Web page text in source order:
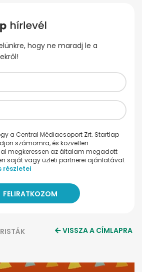
hogy ne maradj le a
a Central Médiacsoport Zrt. Startlap
számomra, és közvetlen
megkeressen az általam megadott
saját vagy üzleti partnerei ajánlatával.
részletei
VISSZA A CÍMLAPRA